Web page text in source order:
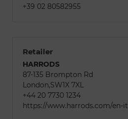
+39 02 80582955
Retailer
HARRODS
87-135 Brompton Rd
London,SW1X 7XL
+44 20 7730 1234
https://www.harrods.com/en-it